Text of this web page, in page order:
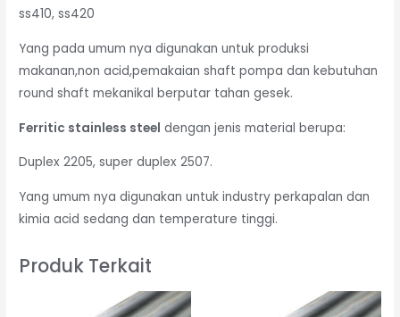
ss410, ss420
Yang pada umum nya digunakan untuk produksi
makanan,non acid,pemakaian shaft pompa dan kebutuhan
round shaft mekanikal berputar tahan gesek.
Ferritic stainless steel dengan jenis material berupa:
Duplex 2205, super duplex 2507.
Yang umum nya digunakan untuk industry perkapalan dan
kimia acid sedang dan temperature tinggi.
Produk Terkait